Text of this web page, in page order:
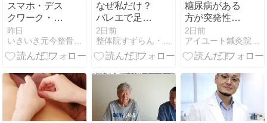
スマホ・デス
クワーク・睡
眠不足が招く
緊張型頭痛の
メカニズム
昨日
なぜ私だけ？
バレエで足の
甲がつる理由
2日前
糖尿病がある
方が突発性難
聴になったと
きに知りたい
こと
2日前